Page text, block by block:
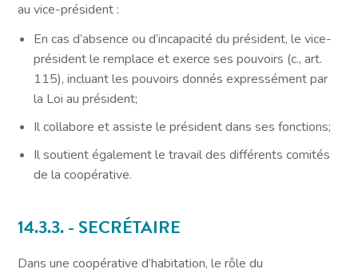
au vice-président :
En cas d’absence ou d’incapacité du président, le vice-
président le remplace et exerce ses pouvoirs (c., art.
115), incluant les pouvoirs donnés expressément par
la Loi au président;
Il collabore et assiste le président dans ses fonctions;
Il soutient également le travail des différents comités
de la coopérative.
14.3.3. - SECRÉTAIRE
Dans une coopérative d’habitation, le rôle du